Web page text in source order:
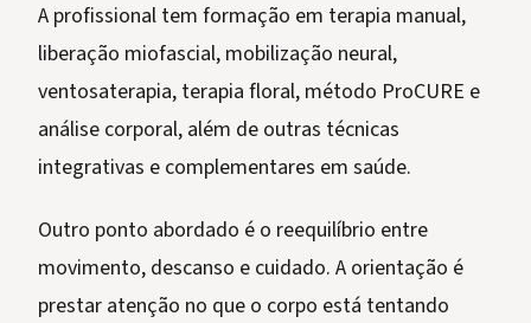
A profissional tem formação em terapia manual,
liberação miofascial, mobilização neural,
ventosaterapia, terapia floral, método ProCURE e
análise corporal, além de outras técnicas
integrativas e complementares em saúde.
Outro ponto abordado é o reequilíbrio entre
movimento, descanso e cuidado. A orientação é
prestar atenção no que o corpo está tentando